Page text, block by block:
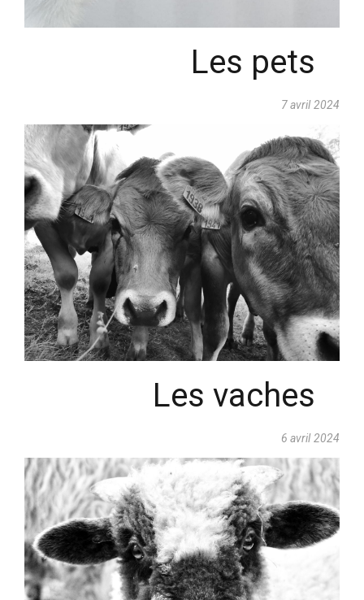
Les pets
7 avril 2024
Les vaches
6 avril 2024